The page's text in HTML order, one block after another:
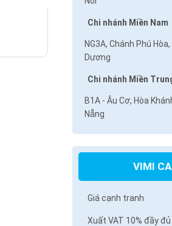
Chi nhánh Miền Nam
NG3A, Chánh Phú
Dương
Chi nhánh Miền
B1A - Âu Cơ, Hòa
Nẵng
VIMI
Giá cạnh tranh
Xuất VAT 10% đầy đủ